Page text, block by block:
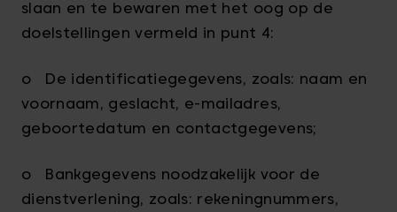
slaan en te bewaren met het oog op de
doelstellingen vermeld in punt 4:
o De identificatiegegevens, zoals: naam en
voornaam, geslacht, e-mailadres,
geboortedatum en contactgegevens;
o Bankgegevens noodzakelijk voor de
dienstverlening, zoals: rekeningnummers,